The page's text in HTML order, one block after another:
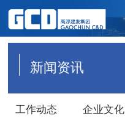
新闻资讯
工作动态 企业文化